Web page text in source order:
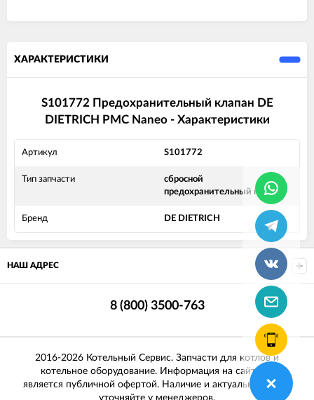
ХАРАКТЕРИСТИКИ
S101772 Предохранительный клапан DE
DIETRICH PMC Naneo - Характеристики
Артикул S101772
Тип запчасти
сбросной
предохранительный клапан
Бренд DE DIETRICH
НАШ АДРЕС
8 (800) 3500-763
2016-2026 Котельный Сервис. Запчасти для котлов и
котельное оборудование. Информация на сайте не
является публичной офертой. Наличие и актуальные цены
уточняйте у менеджеров.